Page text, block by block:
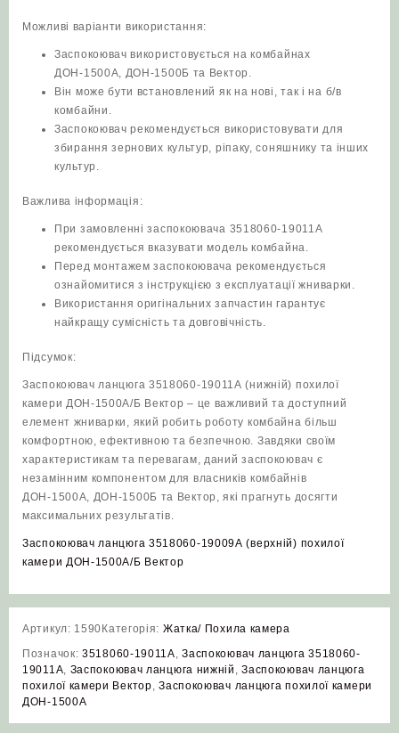
Можливі варіанти використання:
Заспокоювач використовується на комбайнах
ДОН-1500А, ДОН-1500Б та Вектор.
Він може бути встановлений як на нові, так і на б/в
комбайни.
Заспокоювач рекомендується використовувати для
збирання зернових культур, ріпаку, соняшнику та інших
культур.
Важлива інформація:
При замовленні заспокоювача 3518060-19011А
рекомендується вказувати модель комбайна.
Перед монтажем заспокоювача рекомендується
ознайомитися з інструкцією з експлуатації жниварки.
Використання оригінальних запчастин гарантує
найкращу сумісність та довговічність.
Підсумок:
Заспокоювач ланцюга 3518060-19011А (нижній) похилої
камери ДОН-1500А/Б Вектор – це важливий та доступний
елемент жниварки, який робить роботу комбайна більш
комфортною, ефективною та безпечною. Завдяки своїм
характеристикам та перевагам, даний заспокоювач є
незамінним компонентом для власників комбайнів
ДОН-1500А, ДОН-1500Б та Вектор, які прагнуть досягти
максимальних результатів.
Заспокоювач ланцюга 3518060-19009А (верхній) похилої
камери ДОН-1500А/Б Вектор
Артикул: 1590 Категорія: Жатка/ Похила камера
Позначок: 3518060-19011А,Заспокоювач ланцюга 3518060-
19011А, Заспокоювач ланцюга нижній ,Заспокоювач ланцюга
похилої камери Вектор,Заспокоювач ланцюга похилої камери
ДОН-1500А